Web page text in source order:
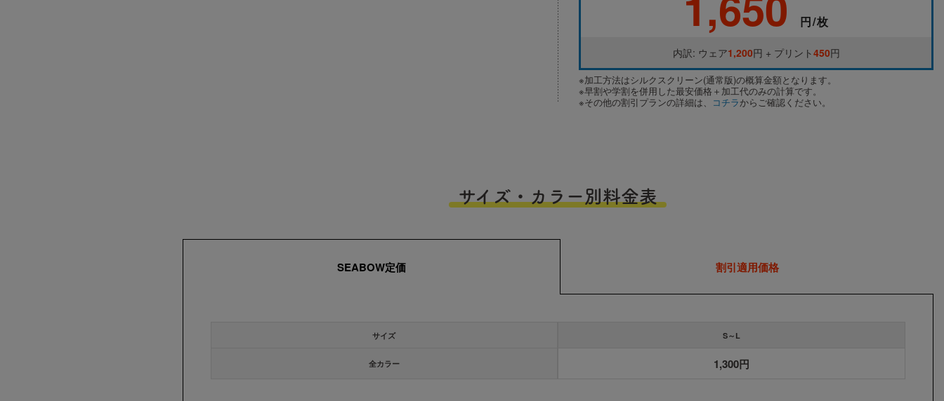
円/枚
内訳: ウェア1,200円 + プリント450円
※加工方法はシルクスクリーン(通常版)の概算金額となります。
※早割や学割を併用した最安価格＋加工代のみの計算です。
※その他の割引プランの詳細は、 コチラからご確認ください。
サイズ・カラー別料金表
SEABOW定価 割引適用価格
サイズ S～L
全カラー 1,300円